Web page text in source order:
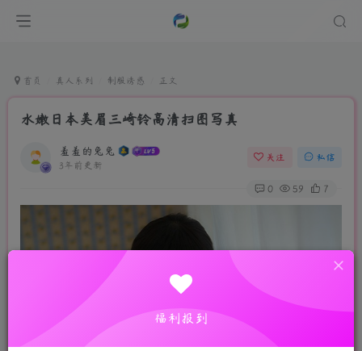
首页 真人系列 制服诱惑 正文
水嫩日本美眉三崎铃高清扫图写真
羞羞的兔兔
3年前更新
关注 私信
0 59 7
福利报到